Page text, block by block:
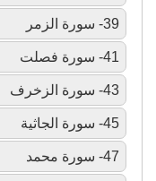
39- سورة الزمر
41- سورة فصلت
43- سورة الزخرف
45- سورة الجاثية
47- سورة محمد